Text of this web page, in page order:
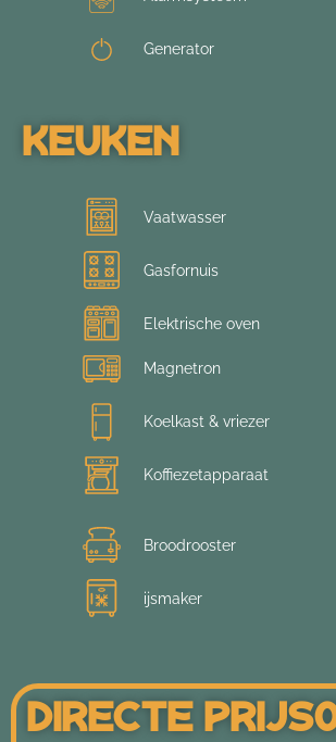
Generator
Keuken
Vaatwasser
Gasfornuis
Elektrische oven
Magnetron
Koelkast & vriezer
Koffiezetapparaat
Broodrooster
ijsmaker
Directe